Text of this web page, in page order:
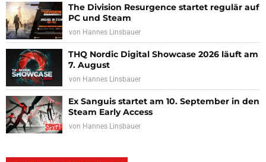
The Division Resurgence startet regulär auf
PC und Steam
von Hannes Linsbauer
THQ Nordic Digital Showcase 2026 läuft am
7. August
von Hannes Linsbauer
Ex Sanguis startet am 10. September in den
Steam Early Access
von Hannes Linsbauer